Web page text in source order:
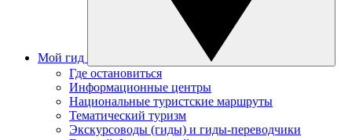
Мой гид
Где остановиться
Информационные центры
Национальные туристские маршруты
Тематический туризм
Экскурсоводы (гиды) и гиды-переводчики